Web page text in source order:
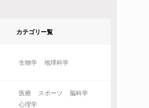
カテゴリー覧
生物学 地球科学
医療 スポーツ
脳科学
心理学